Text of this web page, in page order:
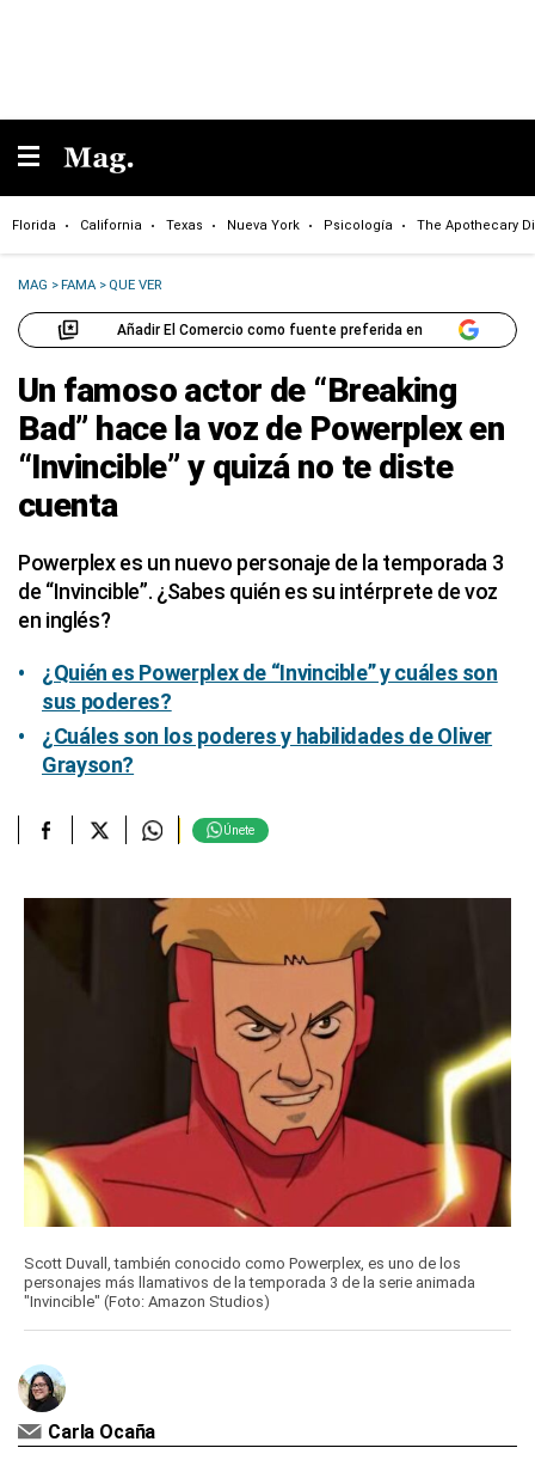
Florida California Texas Nueva York Psicología The Apothecary
MAG >FAMA > QUE VER
Añadir El Comercio como fuente preferida en
Un famoso actor de “Breaking
Bad” hace la voz de Powerplex en
“Invincible” y quizá no te diste
cuenta
Powerplex es un nuevo personaje de la temporada 3
de “Invincible”. ¿Sabes quién es su intérprete de voz
en inglés?
¿Quién es Powerplex de “Invincible” y cuáles son
sus poderes?
¿Cuáles son los poderes y habilidades de Oliver
Grayson?
Únete
Scott Duvall, también conocido como Powerplex, es uno de los
personajes más llamativos de la temporada 3 de la serie animada
"Invincible" (Foto: Amazon Studios)
Carla Ocaña